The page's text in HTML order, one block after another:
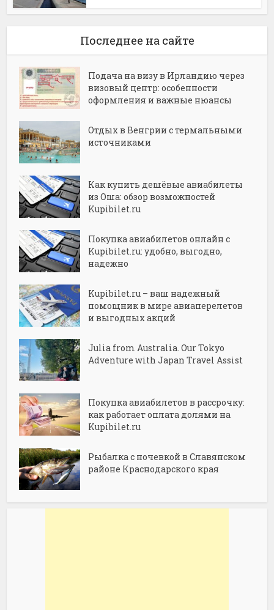
Последнее на сайте
Подача на визу в Ирландию через
визовый центр: особенности
оформления и важные нюансы
Отдых в Венгрии с термальными
источниками
Как купить дешёвые авиабилеты
из Оша: обзор возможностей
Kupibilet.ru
Покупка авиабилетов онлайн с
Kupibilet.ru: удобно, выгодно,
надежно
Kupibilet.ru – ваш надежный
помощник в мире авиаперелетов
и выгодных акций
Julia from Australia. Our Tokyo
Adventure with Japan Travel Assist
Покупка авиабилетов в рассрочку:
как работает оплата долями на
Kupibilet.ru
Рыбалка с ночевкой в Славянском
районе Краснодарского края